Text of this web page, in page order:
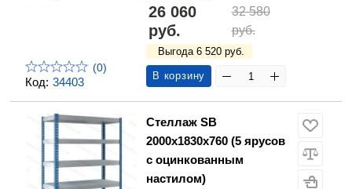
Код: 34403
(0)
26 060
руб.
32 580
руб.
Выгода 6 520 руб.
В корзину
Стеллаж SB
2000х1830х760 (5 ярусов
с оцинкованным
настилом)